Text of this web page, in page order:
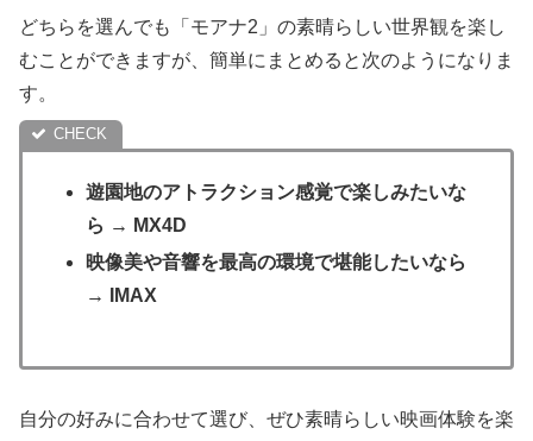
どちらを選んでも「モアナ2」の素晴らしい世界観を楽し
むことができますが、簡単にまとめると次のようになりま
す。
遊園地のアトラクション感覚で楽しみたいな
ら → MX4D
映像美や音響を最高の環境で堪能したいなら
→ IMAX
自分の好みに合わせて選び、ぜひ素晴らしい映画体験を楽